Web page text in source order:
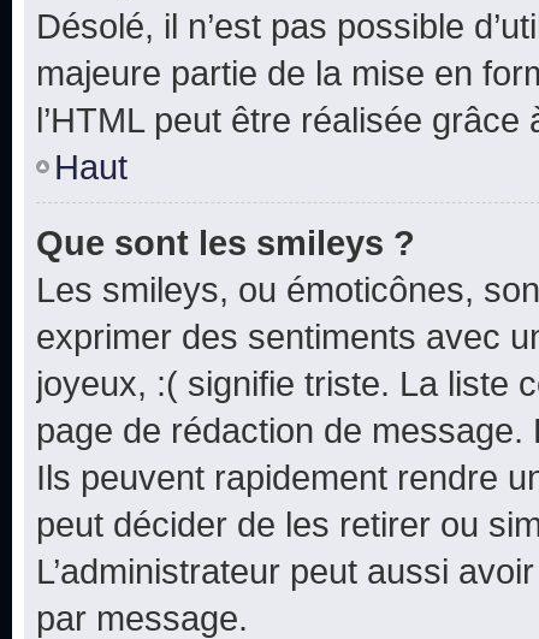
Désolé, il n’est pas possible
majeure partie de la mise en
l’HTML peut être réalisée grâce
Haut
Que sont les smileys ?
Les smileys, ou émoticônes,
exprimer des sentiments avec
joyeux, :( signifie triste. La liste
page de rédaction de
Ils peuvent rapidement rendre
peut décider de les retirer ou
L’administrateur peut aussi
par message.